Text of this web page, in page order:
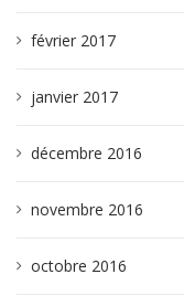
février 2017
janvier 2017
décembre 2016
novembre 2016
octobre 2016